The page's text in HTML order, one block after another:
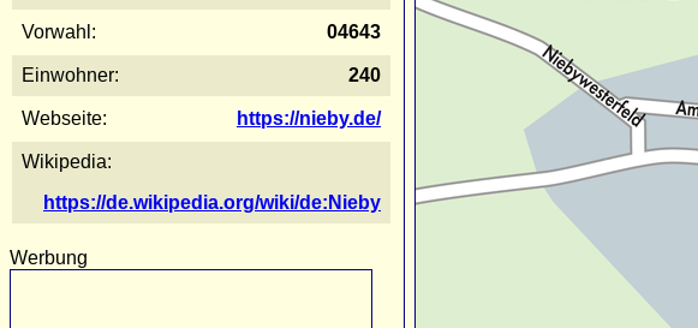
Vorwahl: 04643
Einwohner: 240
Webseite: https://nieby.de/
Wikipedia:
https://de.wikipedia.org/wiki/de:Nieby
Werbung